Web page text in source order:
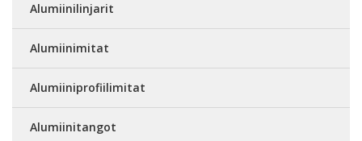
Alumiinilinjarit
Alumiinimitat
Alumiiniprofiilimitat
Alumiinitangot